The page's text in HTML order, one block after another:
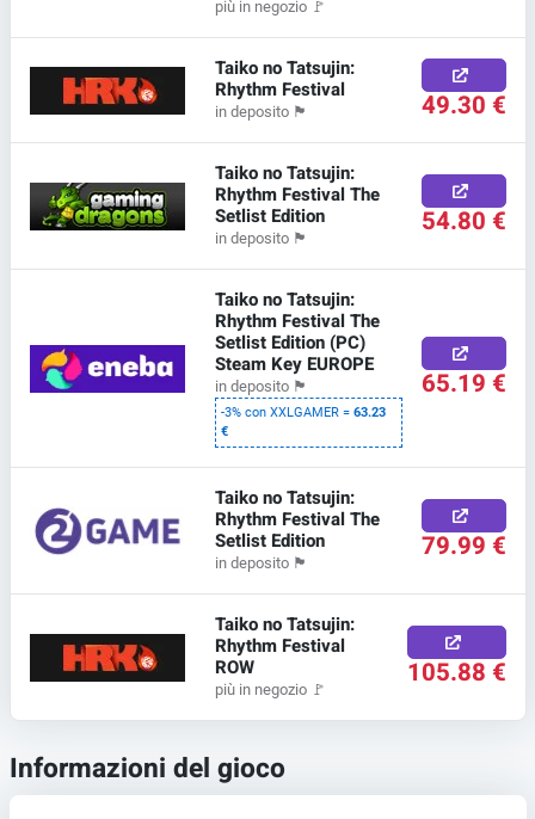
più in negozio 🚩
Taiko no Tatsujin:
Rhythm Festival
in deposito 🏴 49.30 €
Taiko no Tatsujin:
Rhythm Festival The
Setlist Edition
in deposito 🏴 54.80 €
Taiko no Tatsujin:
Rhythm Festival The
Setlist Edition (PC)
Steam Key EUROPE
in deposito 🏴
-3% con XXLGAMER =63.23
€
65.19 €
Taiko no Tatsujin:
Rhythm Festival The
Setlist Edition
in deposito 🏴 79.99 €
Taiko no Tatsujin:
Rhythm Festival
ROW
più in negozio 🚩 105.88 €
Informazioni del gioco